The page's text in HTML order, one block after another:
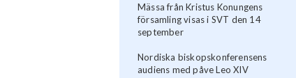
Mässa från Kristus Konungens
församling visas i SVT den 14
september
Nordiska biskopskonferensens
audiens med påve Leo XIV